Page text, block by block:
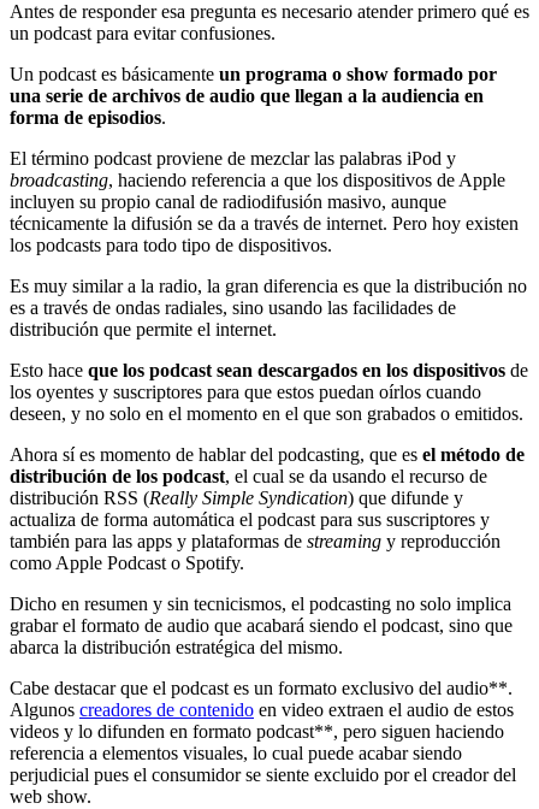
Antes de responder esa pregunta es necesario atender primero qué es
un podcast para evitar confusiones.
Un podcast es básicamente un programa o show formado por
una serie de archivos de audio que llegan a la audiencia en
forma de episodios.
El término podcast proviene de mezclar las palabras iPod y
broadcasting, haciendo referencia a que los dispositivos de Apple
incluyen su propio canal de radiodifusión masivo, aunque
técnicamente la difusión se da a través de internet. Pero hoy existen
los podcasts para todo tipo de dispositivos.
Es muy similar a la radio, la gran diferencia es que la distribución no
es a través de ondas radiales, sino usando las facilidades de
distribución que permite el internet.
Esto hace que los podcast sean descargados en los dispositivos de
los oyentes y suscriptores para que estos puedan oírlos cuando
deseen, y no solo en el momento en el que son grabados o emitidos.
Ahora sí es momento de hablar del podcasting, que es el método de
distribución de los podcast, el cual se da usando el recurso de
distribución RSS (Really Simple Syndication) que difunde y
actualiza de forma automática el podcast para sus suscriptores y
también para las apps y plataformas de streaming y reproducción
como Apple Podcast o Spotify.
Dicho en resumen y sin tecnicismos, el podcasting no solo implica
grabar el formato de audio que acabará siendo el podcast, sino que
abarca la distribución estratégica del mismo.
Cabe destacar que el podcast es un formato exclusivo del audio**.
Algunos creadores de contenido en video extraen el audio de estos
videos y lo difunden en formato podcast**, pero siguen haciendo
referencia a elementos visuales, lo cual puede acabar siendo
perjudicial pues el consumidor se siente excluido por el creador del
web show.